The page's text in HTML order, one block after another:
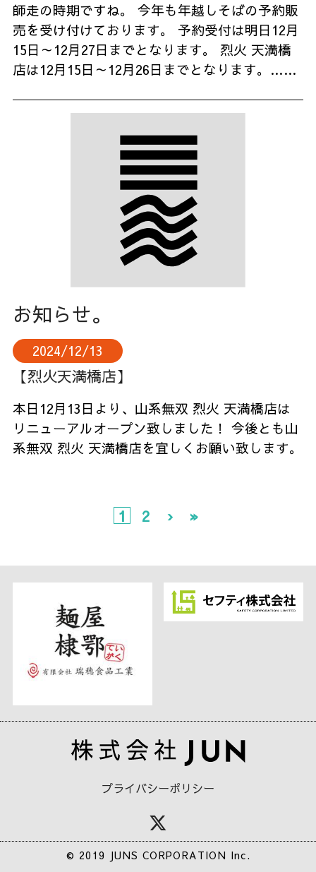
師走の時期ですね。 今年も年越しそばの予約販
売を受け付けております。 予約受付は明日12月
15日～12月27日までとなります。 烈火 天満橋
店は12月15日～12月26日までとなります。……
お知らせ。
2024/12/13
【烈火天満橋店】
本日12月13日より、山系無双 烈火 天満橋店は
リニューアルオープン致しました！ 今後とも山
系無双 烈火 天満橋店を宜しくお願い致します。
1 2 › »
プライバシーポリシー
© 2019 JUNS CORPORATION Inc.